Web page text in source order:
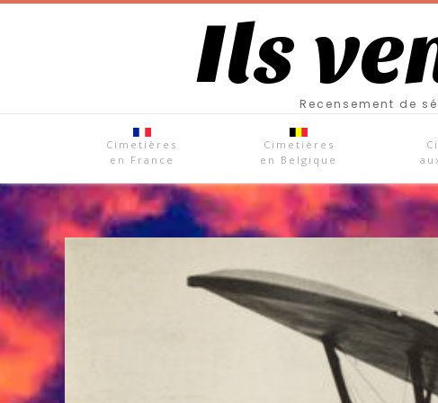
Ils
Recensement de
Cimetières
en France
Cimetières
en Belgique